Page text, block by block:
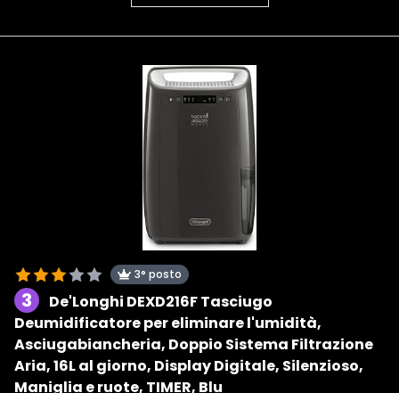
3° posto
3
De'Longhi DEXD216F Tasciugo
Deumidificatore per eliminare l'umidità,
Asciugabiancheria, Doppio Sistema Filtrazione
Aria, 16L al giorno, Display Digitale, Silenzioso,
Maniglia e ruote, TIMER, Blu